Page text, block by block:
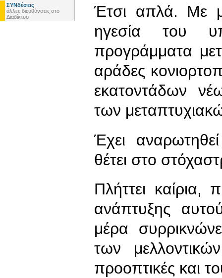
ΣΥΝδέσεις
άλλες διευθύνσεις στο
Διαδίκτυο
Έτσι απλά. Με
ηγεσία του
προγράμματα
αράδες
εκατοντάδων
των
Έχει
θέτει στο
Πλήττει
ανάπτυξης
μέρα
των
προοπτικές και